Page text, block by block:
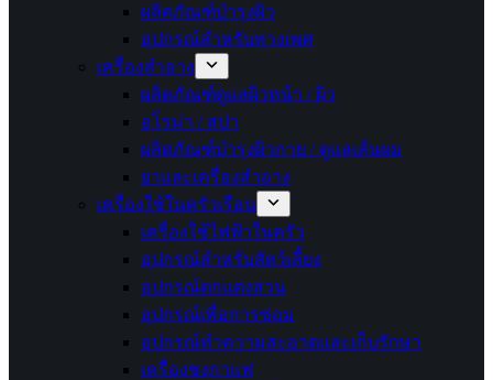
ผลิตภัณฑ์บำรุงผิว
อุปกรณ์สำหรับทางเพศ
เครื่องสำอาง
ผลิตภัณฑ์ดูแลผิวหน้า / ผิว
อโรม่า / สปา
ผลิตภัณฑ์บำรุงผิวกาย / ดูแลเส้นผม
ยาและเครื่องสำอาง
เครื่องใช้ในครัวเรือน
เครื่องใช้ไฟฟ้าในครัว
อุปกรณ์สำหรับสัตว์เลี้ยง
อุปกรณ์ตกแต่งสวน
อุปกรณ์เพื่อการซ่อม
อุปกรณ์ทำความสะอาดและเก็บรักษา
เครื่องชงกาแฟ